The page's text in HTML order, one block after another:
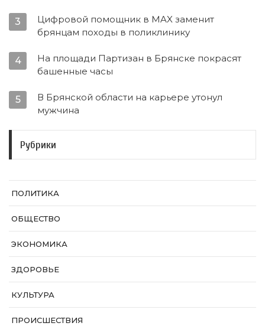
3
Цифровой помощник в MAX заменит
брянцам походы в поликлинику
4
На площади Партизан в Брянске покрасят
башенные часы
5
В Брянской области на карьере утонул
мужчина
Рубрики
ПОЛИТИКА
ОБЩЕСТВО
ЭКОНОМИКА
ЗДОРОВЬЕ
КУЛЬТУРА
ПРОИСШЕСТВИЯ